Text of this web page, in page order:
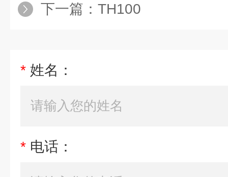
下一篇： TH100
* 姓名：
* 电话：